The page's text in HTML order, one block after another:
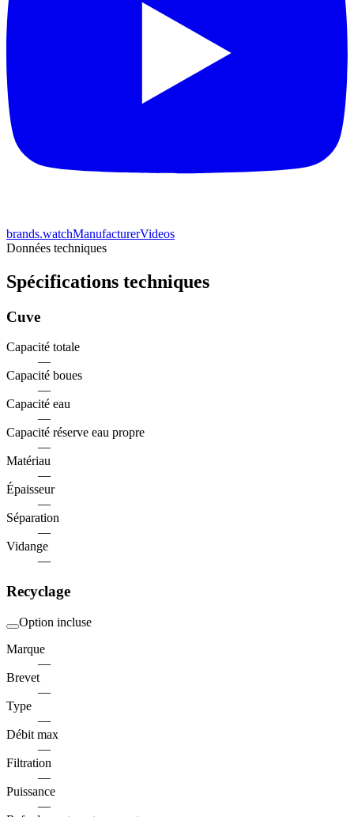
brands.watchManufacturerVideos
Données techniques
Spécifications techniques
Cuve
Capacité totale
—
Capacité boues
—
Capacité eau
—
Capacité réserve eau propre
—
Matériau
—
Épaisseur
—
Séparation
—
Vidange
—
Recyclage
Option incluse
Marque
—
Brevet
—
Type
—
Débit max
—
Filtration
—
Puissance
—